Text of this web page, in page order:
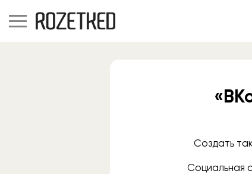
Создать
Социальная